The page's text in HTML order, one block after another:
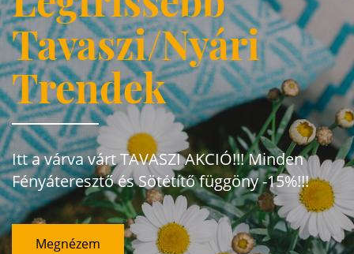
Tavaszi/Nyári
Trendek
Itt a várva várt TAVASZI AKCIÓ!!! Minden
Fényáteresztő és Sötétítő függöny -15%!!!
Megnézem